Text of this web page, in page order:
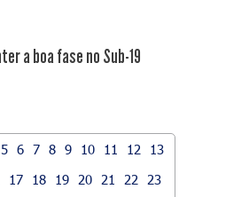
a boa fase no Sub-19
5 6 7 8 9 10 11 12
13
17 18 19 20 21 22
23